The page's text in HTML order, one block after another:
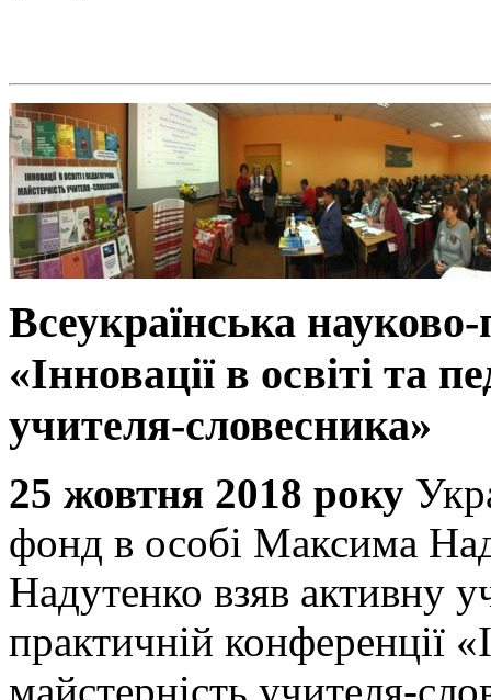
Всеукраїнська
«Інновації в освіті та
учителя-словесника»
25 жовтня 2018 року
фонд в особі Максима
Надутенко взяв активну
практичній конференції